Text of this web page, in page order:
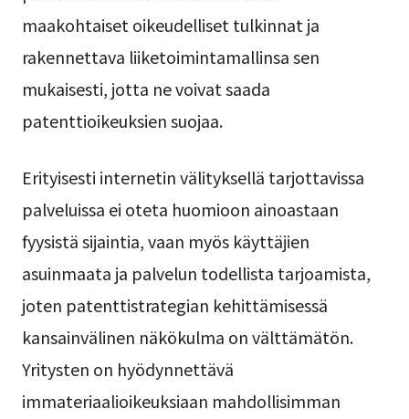
maakohtaiset oikeudelliset tulkinnat ja
rakennettava liiketoimintamallinsa sen
mukaisesti, jotta ne voivat saada
patenttioikeuksien suojaa.
Erityisesti internetin välityksellä tarjottavissa
palveluissa ei oteta huomioon ainoastaan
fyysistä sijaintia, vaan myös käyttäjien
asuinmaata ja palvelun todellista tarjoamista,
joten patenttistrategian kehittämisessä
kansainvälinen näkökulma on välttämätön.
Yritysten on hyödynnettävä
immateriaalioikeuksiaan mahdollisimman